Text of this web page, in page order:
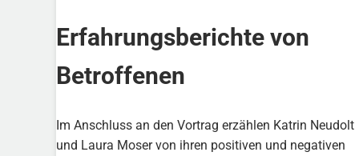
Erfahrungsberichte von
Betroffenen
Im Anschluss an den Vortrag erzählen Katrin Neudolt
und Laura Moser von ihren positiven und negativen